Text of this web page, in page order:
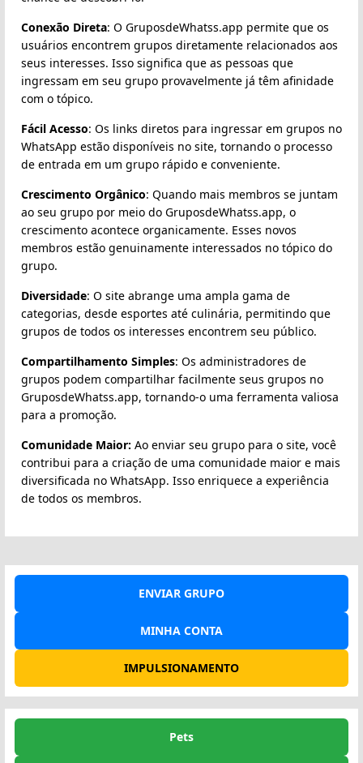
Conexão Direta: O GruposdeWhatss.app permite que os
usuários encontrem grupos diretamente relacionados aos
seus interesses. Isso significa que as pessoas que
ingressam em seu grupo provavelmente já têm afinidade
com o tópico.
Fácil Acesso: Os links diretos para ingressar em grupos no
WhatsApp estão disponíveis no site, tornando o processo
de entrada em um grupo rápido e conveniente.
Crescimento Orgânico: Quando mais membros se juntam
ao seu grupo por meio do GruposdeWhatss.app, o
crescimento acontece organicamente. Esses novos
membros estão genuinamente interessados no tópico do
grupo.
Diversidade: O site abrange uma ampla gama de
categorias, desde esportes até culinária, permitindo que
grupos de todos os interesses encontrem seu público.
Compartilhamento Simples: Os administradores de
grupos podem compartilhar facilmente seus grupos no
GruposdeWhatss.app, tornando-o uma ferramenta valiosa
para a promoção.
Comunidade Maior: Ao enviar seu grupo para o site, você
contribui para a criação de uma comunidade maior e mais
diversificada no WhatsApp. Isso enriquece a experiência
de todos os membros.
ENVIAR GRUPO
MINHA CONTA
IMPULSIONAMENTO
Pets